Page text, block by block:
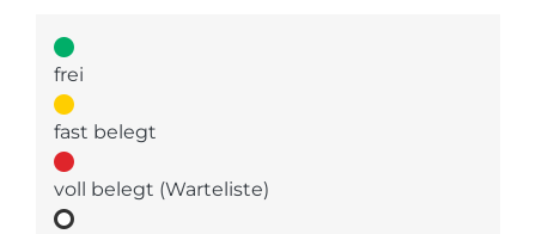
frei
fast belegt
voll belegt (Warteliste)